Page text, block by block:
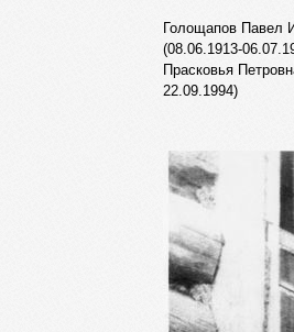
Голощапов Павел
(08.06.1913-
Прасковья
22.09.1994)